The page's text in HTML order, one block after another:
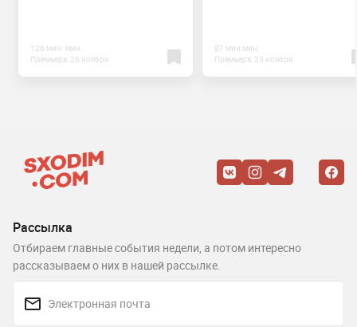
126 мин. мин.
Премьера: 26 ноября
87 мин мин.
Премьера: 23 ноября
Рассылка
Отбираем главные события недели, а потом интересно
рассказываем о них в нашей рассылке.